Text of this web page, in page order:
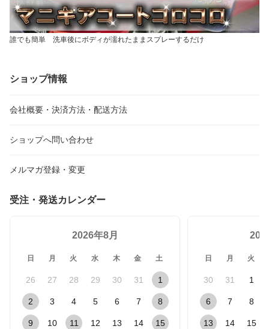
誰でも簡単 洗車後にボディが濡れたままスプレーするだけ
ショップ情報
会社概要・決済方法・配送方法
ショップへ問い合わせ
メルマガ登録・変更
受注・発送カレンダー
2026年8月
日 月 火 水 木 金 土
26 27 28 29 30 31 1
2 3 4 5 6 7 8
9 10 11 12 13 14 15
日 月 火
30 31 1
6 7 8
13 14 15